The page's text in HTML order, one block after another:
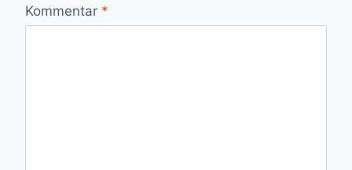
Kommentar *